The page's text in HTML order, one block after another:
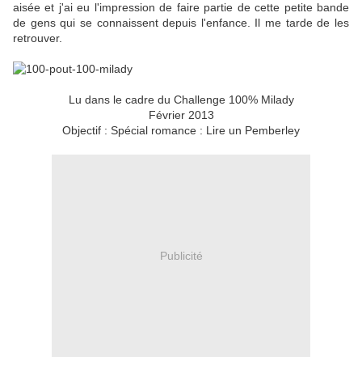
aisée et j'ai eu l'impression de faire partie de cette petite bande
de gens qui se connaissent depuis l'enfance. Il me tarde de les
retrouver.
Lu dans le cadre du Challenge 100% Milady
Février 2013
Objectif : Spécial romance : Lire un Pemberley
Publicité